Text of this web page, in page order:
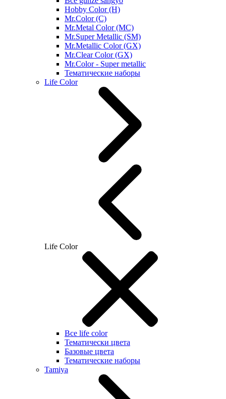
Hobby Color (H)
Mr.Color (C)
Mr.Metal Color (MC)
Mr.Super Metallic (SM)
Mr.Metallic Color (GX)
Mr.Clear Color (GX)
Mr.Color - Super metallic
Тематические наборы
Life Color
Life Color
Все life color
Тематически цвета
Базовые цвета
Тематические наборы
Tamiya